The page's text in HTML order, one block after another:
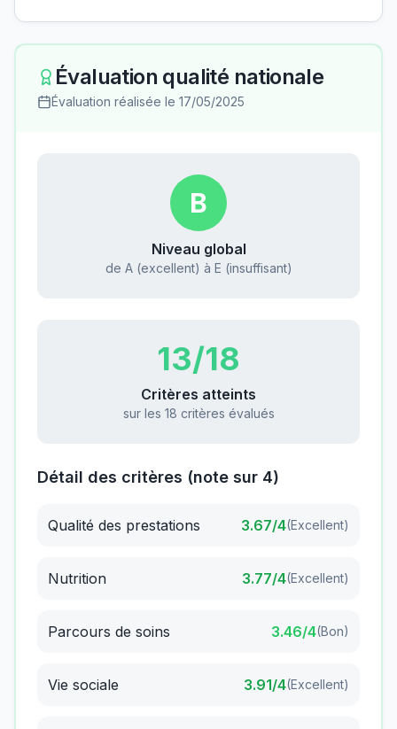
Évaluation qualité nationale
Évaluation réalisée le 17/05/2025
B
Niveau global
de A (excellent) à E (insuffisant)
13/18
Critères atteints
sur les 18 critères évalués
Détail des critères (note sur 4)
Qualité des prestations 3.67/4(Excellent)
Nutrition 3.77/4(Excellent)
Parcours de soins 3.46/4(Bon)
Vie sociale 3.91/4(Excellent)